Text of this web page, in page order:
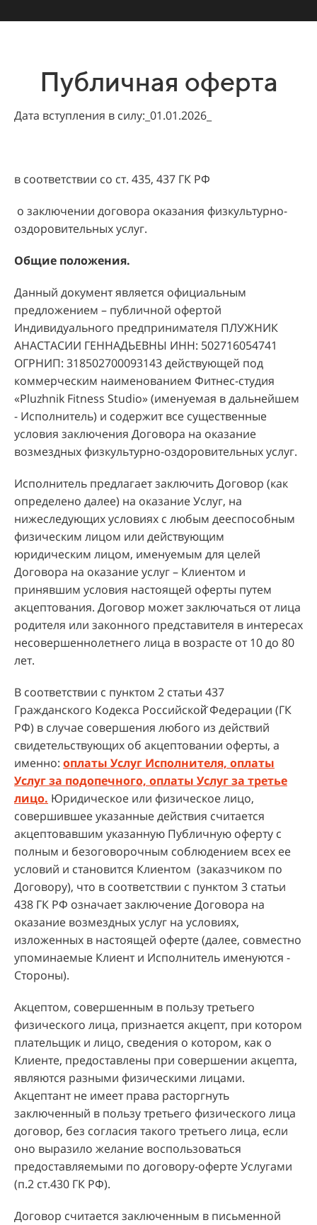
Публичная оферта
Дата вступления в силу:_01.01.2026_
в соответствии со ст. 435, 437 ГК РФ
о заключении договора оказания физкультурно-
оздоровительных услуг.
Общие положения.
Данный документ является официальным
предложением – публичной офертой
Индивидуального предпринимателя ПЛУЖНИК
АНАСТАСИИ ГЕННАДЬЕВНЫ ИНН: 502716054741
ОГРНИП: 318502700093143 действующей под
коммерческим наименованием Фитнес-студия
«Pluzhnik Fitness Studio» (именуемая в дальнейшем
- Исполнитель) и содержит все существенные
условия заключения Договора на оказание
возмездных физкультурно-оздоровительных услуг.
Исполнитель предлагает заключить Договор (как
определено далее) на оказание Услуг, на
нижеследующих условиях с любым дееспособным
физическим лицом или действующим
юридическим лицом, именуемым для целей
Договора на оказание услуг – Клиентом и
принявшим условия настоящей оферты путем
акцептования. Договор может заключаться от лица
родителя или законного представителя в интересах
несовершеннолетнего лица в возрасте от 10 до 80
лет.
В соответствии с пунктом 2 статьи 437
Гражданского Кодекса Российской̆ Федерации (ГК
РФ) в случае совершения любого из действий
свидетельствующих об акцептовании оферты, а
именно: оплаты Услуг Исполнителя, оплаты
Услуг за подопечного, оплаты Услуг за третье
лицо. Юридическое или физическое лицо,
совершившее указанные действия считается
акцептовавшим указанную Публичную оферту с
полным и безоговорочным соблюдением всех ее
условий и становится Клиентом (заказчиком по
Договору), что в соответствии с пунктом 3 статьи
438 ГК РФ означает заключение Договора на
оказание возмездных услуг на условиях,
изложенных в настоящей оферте (далее, совместно
упоминаемые Клиент и Исполнитель именуются -
Стороны).
Акцептом, совершенным в пользу третьего
физического лица, признается акцепт, при котором
плательщик и лицо, сведения о котором, как о
Клиенте, предоставлены при совершении акцепта,
являются разными физическими лицами.
Акцептант не имеет права расторгнуть
заключенный в пользу третьего физического лица
договор, без согласия такого третьего лица, если
оно выразило желание воспользоваться
предоставляемыми по договору-оферте Услугами
(п.2 ст.430 ГК РФ).
Договор считается заключенным в письменной